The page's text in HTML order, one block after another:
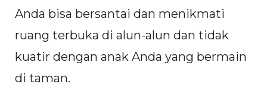
Anda bisa bersantai dan menikmati
ruang terbuka di alun-alun dan tidak
kuatir dengan anak Anda yang bermain
di taman.